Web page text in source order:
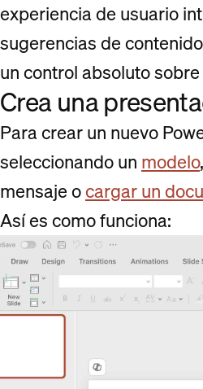
experiencia de usuario
sugerencias de
un control absoluto
Crea una
Para crear un nuevo
seleccionando un modelo
mensaje ocargar un
Así es como funciona: